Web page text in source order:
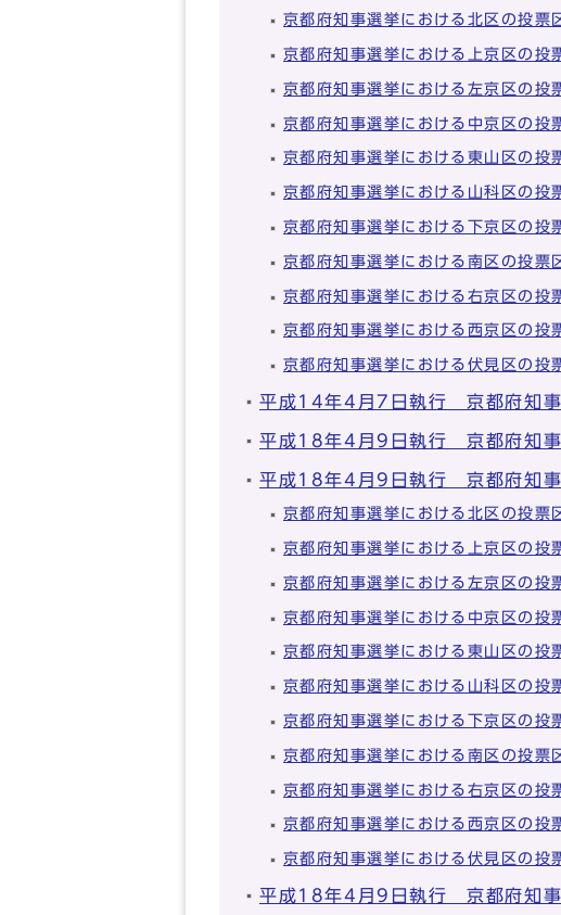
京都府知事選挙における北区の投票
京都府知事選挙における上京区の投
京都府知事選挙における左京区の投
京都府知事選挙における中京区の投
京都府知事選挙における東山区の投
京都府知事選挙における山科区の投
京都府知事選挙における下京区の投
京都府知事選挙における南区の投票
京都府知事選挙における右京区の投
京都府知事選挙における西京区の投
京都府知事選挙における伏見区の投
平成14年4月7日執行 京都府知
平成18年4月9日執行 京都府知
平成18年4月9日執行 京都府知事
京都府知事選挙における北区の投票
京都府知事選挙における上京区の投
京都府知事選挙における左京区の投
京都府知事選挙における中京区の投
京都府知事選挙における東山区の投
京都府知事選挙における山科区の投
京都府知事選挙における下京区の投
京都府知事選挙における南区の投票
京都府知事選挙における右京区の投
京都府知事選挙における西京区の投
京都府知事選挙における伏見区の投
平成18年4月9日執行 京都府知